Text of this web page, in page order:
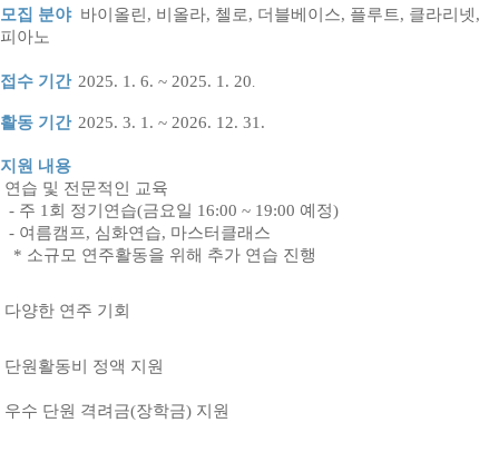
모집 분야 바이올린, 비올라, 첼로, 더블베이스, 플루트, 클라리넷,
피아노
접수 기간 2025. 1. 6. ~ 2025. 1. 20.
활동 기간 2025. 3. 1. ~ 2026. 12. 31.
지원 내용
연습 및 전문적인 교육
- 주 1회 정기연습(금요일 16:00 ~ 19:00 예정)
- 여름캠프, 심화연습, 마스터클래스
* 소규모 연주활동을 위해 추가 연습 진행
다양한 연주 기회
단원활동비 정액 지원
우수 단원 격려금(장학금) 지원